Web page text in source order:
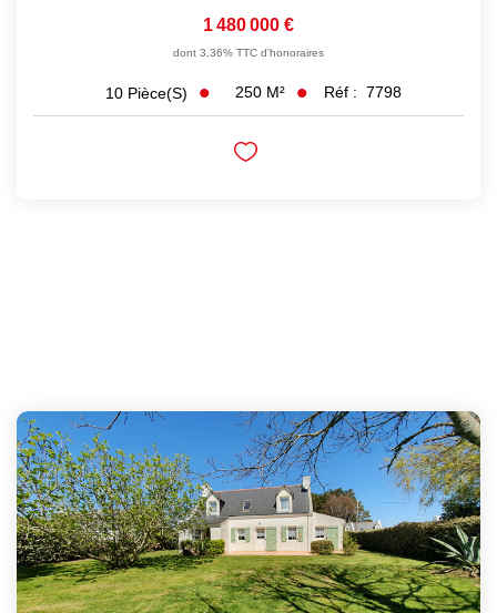
1 480 000 €
dont 3,36% TTC d'honoraires
10 Pièce(s) 250 M² Réf : 7798